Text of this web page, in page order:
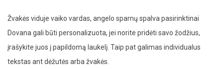
Žvakės viduje vaiko vardas, angelo sparnų spalva pasirinktinai
Dovana gali būti personalizuota, jei norite pridėti savo žodžius,
įrašykite juos į papildomą laukelį. Taip pat galimas individualus
tekstas ant dėžutės arba žvakės.